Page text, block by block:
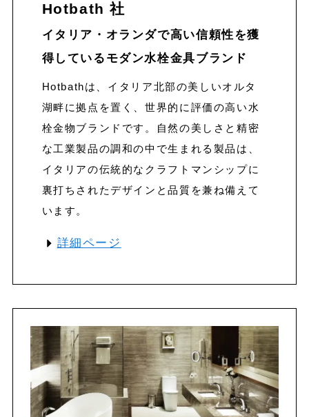
Hotbath 社
イタリア・オランダで高い信頼性を獲
得しているモダン水栓金具ブランド
Hotbathは、イタリア北部の美しいオルタ
湖畔に拠点を置く、世界的に評価の高い水
栓金物ブランドです。自然の美しさと精密
な工業製品の調和の中で生まれる製品は、
イタリアの伝統的なクラフトマンシップに
裏打ちされたデザインと品質を兼ね備えて
います。
詳細ページ